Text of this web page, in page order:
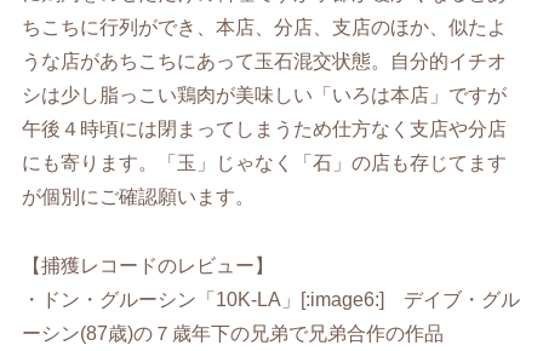
ちこちに行列ができ、本店、分店、支店のほか、似たよ
うな店があちこちにあって玉石混交状態。自分的イチオ
シは少し脂っこい鶏肉が美味しい「いろは本店」ですが
午後４時頃には閉まってしまうため仕方なく支店や分店
にも寄ります。「玉」じゃなく「石」の店も存じてます
が個別にご確認願います。
【捕獲レコードのレビュー】
・ドン・グルーシン「10K-LA」[:image6:] デイブ・グル
ーシン(87歳)の７歳年下の兄弟で兄弟合作の作品